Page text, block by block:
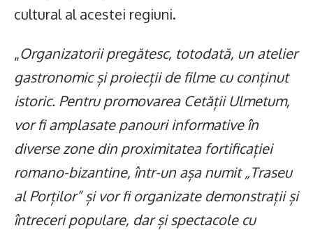
cultural al acestei regiuni.
„Organizatorii pregătesc, totodată, un atelier
gastronomic și proiecții de filme cu conținut
istoric. Pentru promovarea Cetății Ulmetum,
vor fi amplasate panouri informative în
diverse zone din proximitatea fortificației
romano-bizantine, într-un așa numit „Traseu
al Porților” și vor fi organizate demonstrații și
întreceri populare, dar și spectacole cu